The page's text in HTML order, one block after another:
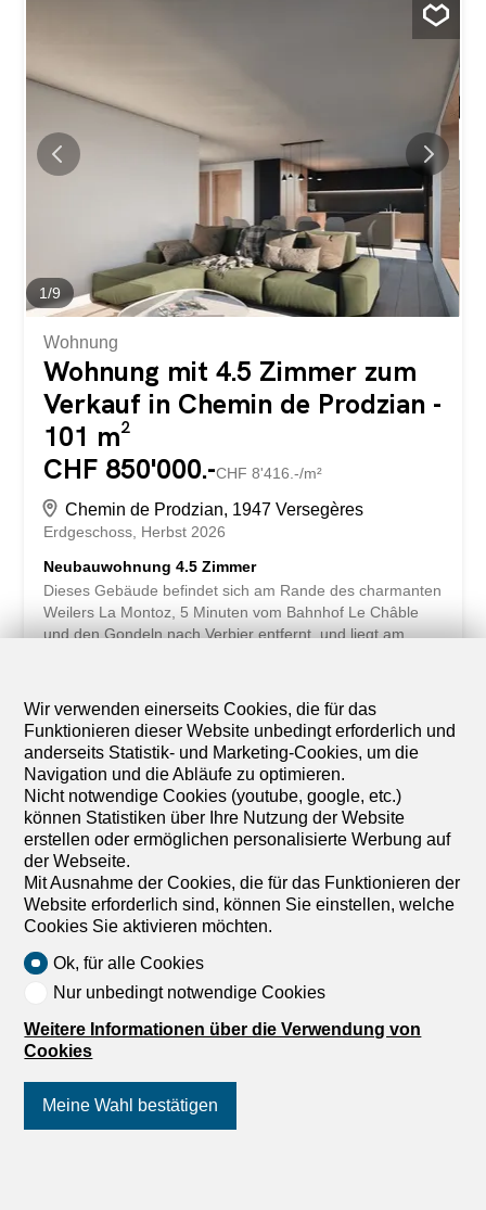
Studio mit Küche und Badezimmer (ca. 30m2) Die
Vorteile dieses Hauses: Angenehmer und diskreter
Garten Viele vorhandene Stauräume Möglichkeit der
Erweiterung, grosszügige Wohnfläche, die eine andere
Raumaufteilung ermöglichen könnte. Solarpanele wurden
2023 installiert. 3 Aussenparkplätze Dieses exklusive
Anwesen ist als Zweitwohnsitz verfügbar. Cette demeure
familiale située dans le hameau bucolique de La Tsombe
surplombe Montagnier et bénéficie d'une vue dégagée
sur la...
1/9
Wohnung
Wohnung mit 4.5 Zimmer zum
Verkauf in Chemin de Prodzian -
101 m²
CHF 850'000.-CHF 8'416.-/m²
Chemin de Prodzian, 1947 Versegères
Erdgeschoss Herbst 2026
Neubauwohnung 4.5 Zimmer
Dieses Gebäude befindet sich am Rande des charmanten
Weilers La Montoz, 5 Minuten vom Bahnhof Le Châble
und den Gondeln nach Verbier entfernt, und liegt am
Wärmedämmung geachtet. Das Projekt bietet ein
zentralisiertes Konzept für Heizung und Solarenergie. Der
Energieverbrauch des Gebäudes wird auf ein striktes
Minimum reduziert. Die Wohnung 002 - Gebäude 1
Erdgeschoss Nord - setzt sich wie folgt zusammen:
Eingangshalle mit Einbauschränken Offener Wohnbereich
mit Küche, Esszimmer und hellem Wohnzimmer Terrasse
von 28.30m2 3 Doppelzimmer 2 Duschbäder / WC Keller
Hauswirtschaftsraum Überdachter Parkplatz
Unüberdachter Parkplatz
1/4
Doppelhaus
Doppelhaus mit 4.5 Zimmer
Wir verwenden einerseits Cookies, die für das
Funktionieren dieser Website unbedingt erforderlich und
anderseits Statistik- und Marketing-Cookies, um die
Navigation und die Abläufe zu optimieren.
Nicht notwendige Cookies (youtube, google, etc.)
können Statistiken über Ihre Nutzung der Website
erstellen oder ermöglichen personalisierte Werbung auf
der Webseite.
Mit Ausnahme der Cookies, die für das Funktionieren der
Website erforderlich sind, können Sie einstellen, welche
Cookies Sie aktivieren möchten.
Ok, für alle Cookies
Nur unbedingt notwendige Cookies
Weitere Informationen über die Verwendung von
Cookies
Meine Wahl bestätigen